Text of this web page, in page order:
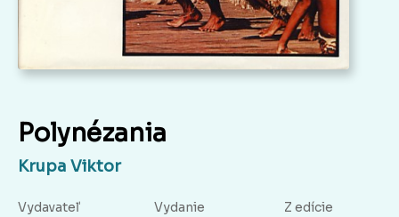
Polynézania
Krupa Viktor
Vydavateľ
Vydanie
Z edície